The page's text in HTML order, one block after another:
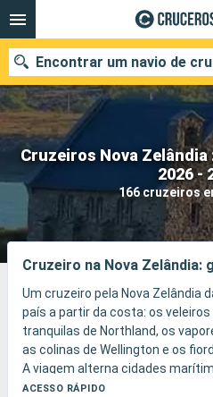
Cruzeiros Nova
2026 -
166 cruzeiros
Encontrar um navio de
Quando ir?
Data de partida
Cidades
Cruzeiro na Nova Zelândia:
Um cruzeiro pela Nova Zelândia
país a partir da costa: os veleiros
tranquilas de Northland, os
as colinas de Wellington e os
A viagem alterna cidades
praias, florestas, falésias, focas,
ACESSO RÁPIDO